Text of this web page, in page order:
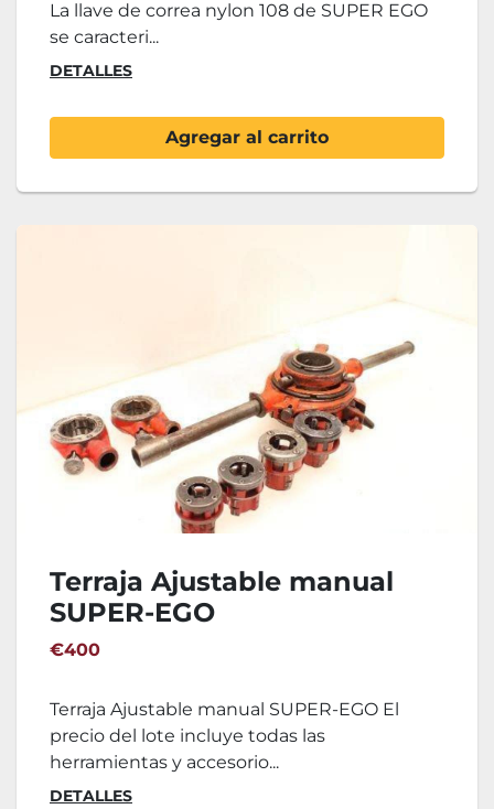
La llave de correa nylon 108 de SUPER EGO
se caracteri...
DETALLES
Agregar al carrito
Terraja Ajustable manual
SUPER-EGO
€400
Terraja Ajustable manual SUPER-EGO El
precio del lote incluye todas las
herramientas y accesorio...
DETALLES